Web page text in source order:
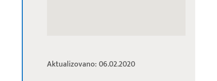
Aktualizovano: 06.02.2020